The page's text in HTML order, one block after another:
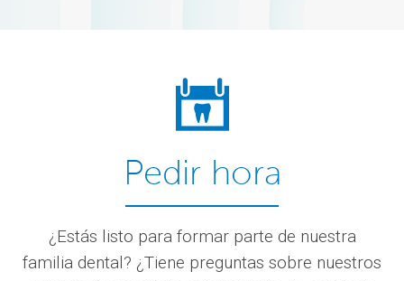
Pedir hora
¿Estás listo para formar parte de nuestra
familia dental? ¿Tiene preguntas sobre nuestros